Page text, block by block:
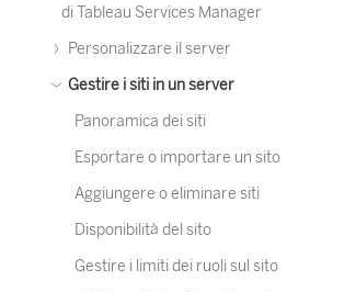
di Tableau Services Manager
Personalizzare il server
Gestire i siti in un server
Panoramica dei siti
Esportare o importare un sito
Aggiungere o eliminare siti
Disponibilità del sito
Gestire i limiti dei ruoli sul sito